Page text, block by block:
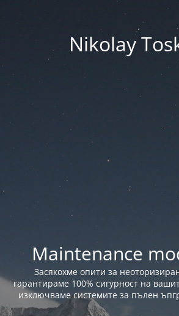
Nikolay
Maintenance
Засякохме опити за
гарантираме 100% сигурност на
изключваме системите за пълен